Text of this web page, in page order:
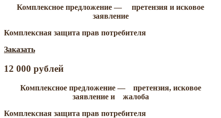
Комплексное предложение — претензия и исковое
заявление
Комплексная защита прав потребителя
Заказать
12 000 рублей
Комплексное предложение — претензия, исковое
заявление и жалоба
Комплексная защита прав потребителя